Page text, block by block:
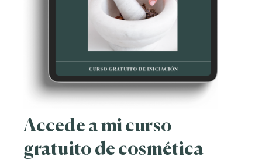
Accede a mi curso
gratuito de cosmética